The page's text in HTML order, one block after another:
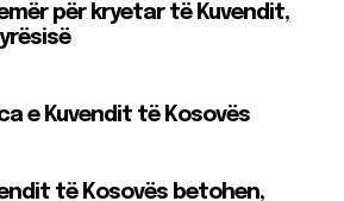
për kryetar të Kuvendit,
e Kuvendit të Kosovës
të Kosovës betohen,